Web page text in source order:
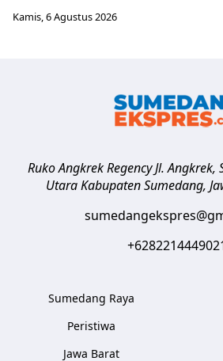
Kamis, 6 Agustus 2026
Ruko Angkrek Regency Jl. Angkrek,
Utara Kabupaten Sumedang,
Sumedang Raya
Peristiwa
Jawa Barat